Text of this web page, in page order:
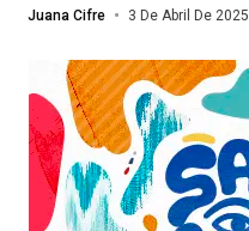
Juana Cifre 3 De Abril De 2025